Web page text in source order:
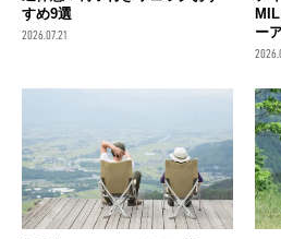
すめ9選
2026.07.21
ー